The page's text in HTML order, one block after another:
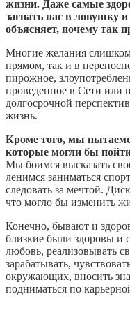
жизни. Даже самые
загнать нас в ловушку
объясняет, почему так
Многие желания
прямом, так и в
пирожное,
проведенное в Сети или
долгосрочной
жизнь.
Кроме того, мы
которые могли бы
Мы боимся высказать
ленимся заниматься
следовать за мечтой.
что могло бы изменить
Конечно, бывают и
близкие были здоровы и
любовь, реализовывать
зарабатывать,
окружающих, вносить
подниматься по